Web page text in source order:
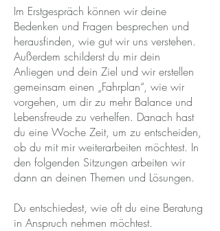
Im Erstgespräch können wir deine
Bedenken und Fragen besprechen und
herausfinden, wie gut wir uns verstehen.
Außerdem schilderst du mir dein
Anliegen und dein Ziel und wir erstellen
gemeinsam einen „Fahrplan“, wie wir
vorgehen, um dir zu mehr Balance und
Lebensfreude zu verhelfen. Danach hast
du eine Woche Zeit, um zu entscheiden,
ob du mit mir weiterarbeiten möchtest. In
den folgenden Sitzungen arbeiten wir
dann an deinen Themen und Lösungen.
Du entschiedest, wie oft du eine Beratung
in Anspruch nehmen möchtest.